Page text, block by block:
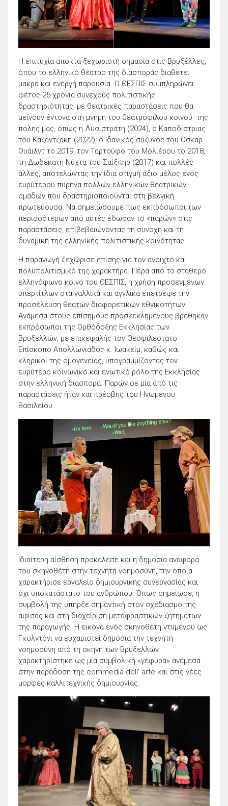
Η επιτυχία αποκτά ξεχωριστή σημασία στις Βρυξέλλες,
όπου το ελληνικό θέατρο της διασποράς διαθέτει
μακρά και ενεργή παρουσία. Ο ΘΕΣΠΙΣ συμπληρώνει
φέτος 25 χρόνια συνεχούς πολιτιστικής
δραστηριότητας, με θεατρικές παραστάσεις που θα
μείνουν έντονα στη μνήμη του θεατρόφιλου κοινού της
πόλης μας, όπως η Λυσιστράτη (2024), ο Καποδίστριας
του Καζαντζάκη (2022), ο Ιδανικός σύζυγος του Όσκαρ
Ουάιλντ το 2019, τον Ταρτούφο του Μολιέρου το 2018,
τη Δωδέκατη Νύχτα του Σαίξπηρ (2017) και πολλές
άλλες, αποτελώντας την ίδια στιγμή άξιο μέλος ενός
ευρύτερου πυρήνα πολλών ελληνικών θεατρικών
ομάδων που δραστηριοποιούνται στη βελγική
πρωτεύουσα. Να σημειώσουμε πως εκπρόσωποι των
περισσότερων από αυτές έδωσαν το «παρών» στις
παραστάσεις, επιβεβαιώνοντας τη συνοχή και τη
δυναμική της ελληνικής πολιτιστικής κοινότητας.
Η παραγωγή ξεχώρισε επίσης για τον ανοιχτό και
πολυπολιτισμικό της χαρακτήρα. Πέρα από το σταθερό
ελληνόφωνο κοινό του ΘΕΣΠΙΣ, η χρήση προσεγμένων
υπερτίτλων στα γαλλικά και αγγλικά επέτρεψε την
προσέλευση θεατών διαφορετικών εθνικοτήτων.
Ανάμεσα στους επίσημους προσκεκλημένους βρέθηκαν
εκπρόσωποι της Ορθόδοξης Εκκλησίας των
Βρυξελλών, με επικεφαλής τον Θεοφιλέστατο
Επίσκοπο Απολλωνιάδος κ. Ιωακείμ, καθώς και
κληρικοί της ομογένειας, υπογραμμίζοντας τον
ευρύτερο κοινωνικό και ενωτικό ρόλο της Εκκλησίας
στην ελληνική διασπορά. Παρών σε μία από τις
παραστάσεις ήταν και πρέσβης του Ηνωμένου
Βασιλείου.
Ιδιαίτερη αίσθηση προκάλεσε και η δημόσια αναφορά
του σκηνοθέτη στην τεχνητή νοημοσύνη, την οποία
χαρακτήρισε εργαλείο δημιουργικής συνεργασίας και
όχι υποκατάστατο του ανθρώπου. Όπως σημείωσε, η
συμβολή της υπήρξε σημαντική στον σχεδιασμό της
αφίσας και στη διαχείριση μεταφραστικών ζητημάτων
της παραγωγής. Η εικόνα ενός σκηνοθέτη ντυμένου ως
Γκολντόνι να ευχαριστεί δημόσια την τεχνητή
νοημοσύνη από τη σκηνή των Βρυξελλών
χαρακτηρίστηκε ως μία συμβολική «γέφυρα» ανάμεσα
στην παράδοση της commedia dell’ arte και στις νέες
μορφές καλλιτεχνικής δημιουργίας.